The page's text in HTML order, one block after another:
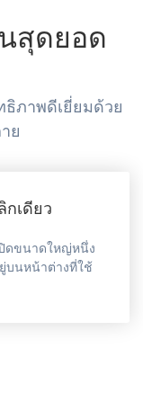
สุดยอด
ธิภาพดีเยี่ยมด้วย
ย
กเดียว
ดขนาดใหญ่หนึ่ง
บนหน้าต่างที่ใช้